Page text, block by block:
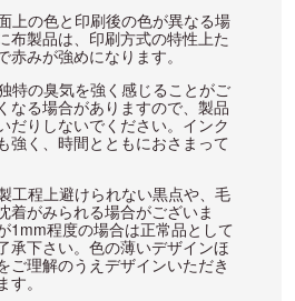
上の色と印刷後の色が異なる場
布製品は、印刷方式の特性上た
みが強めになります。
特の臭気を強く感じることがご
なる場合がありますので、製品
だりしないでください。インク
強く、時間とともにおさまって
工程上避けられない黒点や、毛
着がみられる場合がございま
1mm程度の場合は正常品として
承下さい。色の薄いデザインほ
ご理解のうえデザインいただき
。